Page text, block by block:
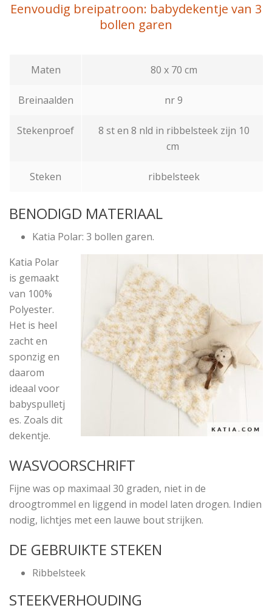
Eenvoudig breipatroon: babydekentje van 3
bollen garen
Maten 80 x 70 cm
Breinaalden nr 9
Stekenproef
8 st en 8 nld in ribbelsteek zijn 10
cm
Steken ribbelsteek
BENODIGD MATERIAAL
Katia Polar: 3 bollen garen.
Katia Polar
is gemaakt
van 100%
Polyester.
Het is heel
zacht en
sponzig en
daarom
ideaal voor
babyspulletj
es. Zoals dit
dekentje.
WASVOORSCHRIFT
Fijne was op maximaal 30 graden, niet in de
droogtrommel en liggend in model laten drogen. Indien
nodig, lichtjes met een lauwe bout strijken.
DE GEBRUIKTE STEKEN
Ribbelsteek
STEEKVERHOUDING